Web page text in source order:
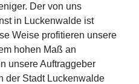
Der von uns
in Luckenwalde ist
Weise profitieren unsere
hohen Maß an
unsere Auftraggeber
der Stadt Luckenwalde